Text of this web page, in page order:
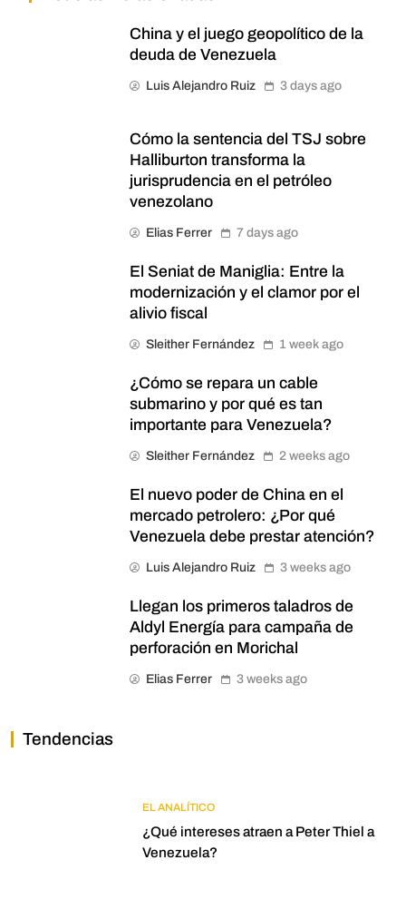
China y el juego geopolítico de la
deuda de Venezuela
Luis Alejandro Ruiz 3 days ago
Cómo la sentencia del TSJ sobre
Halliburton transforma la
jurisprudencia en el petróleo
venezolano
Elias Ferrer 7 days ago
El Seniat de Maniglia: Entre la
modernización y el clamor por el
alivio fiscal
Sleither Fernández 1 week ago
¿Cómo se repara un cable
submarino y por qué es tan
importante para Venezuela?
Sleither Fernández 2 weeks ago
El nuevo poder de China en el
mercado petrolero: ¿Por qué
Venezuela debe prestar atención?
Luis Alejandro Ruiz 3 weeks ago
Llegan los primeros taladros de
Aldyl Energía para campaña de
perforación en Morichal
Elias Ferrer 3 weeks ago
Tendencias
EL ANALÍTICO
¿Qué intereses atraen a Peter Thiel a
Venezuela?